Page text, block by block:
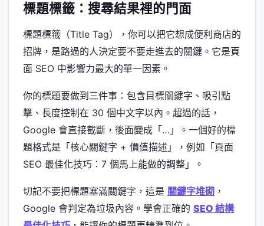
標題標籤：搜尋結果裡的門面
標題標籤（Title Tag），你可以把它想成便利商店的
招牌，是路過的人決定要不要走進去的關鍵。它是頁
面 SEO 中影響力最大的單一因素。
你的標題要做到三件事：包含目標關鍵字、吸引點
擊、長度控制在 30 個中文字以內。超過的話，
Google 會直接截斷，後面變成「…」。一個好的標
題格式是「核心關鍵字 + 價值描述」，例如「頁面
SEO 最佳化技巧：7 個馬上能做的調整」。
切記不要把標題塞滿關鍵字，這是 關鍵字堆砌 ，
Google 會判定為垃圾內容。學會正確的 SEO 結構